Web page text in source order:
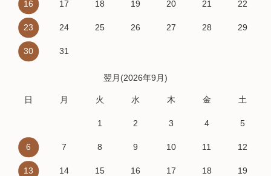
16 17 18 19 20 21 22
23 24 25 26 27 28 29
30 31
翌月(2026年9月)
日 月 火 水 木 金 土
1 2 3 4 5
6 7 8 9 10 11 12
13 14 15 16 17 18 19